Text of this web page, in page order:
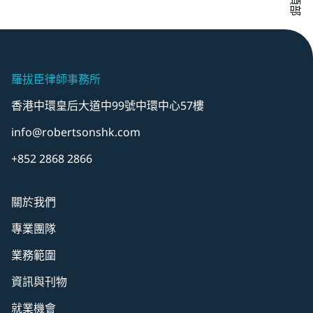
關於我們
專業團隊
業務範圍
資訊與刊物
就業機會
羅拔臣律師事務所
香港中環皇后大道中99號中環中心57樓
info@robertsonshk.com
+852 2868 2866